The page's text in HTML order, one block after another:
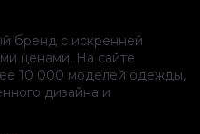
бренд с искренней
ценами. На сайте
10 000 моделей одежды,
дизайна и